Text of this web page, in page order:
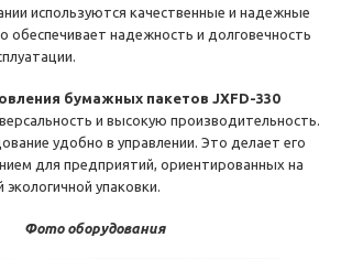
используются качественные и надежные
обеспечивает надежность и долговечность
бумажных пакетов JXFD-330
и высокую производительность.
удобно в управлении. Это делает его
для предприятий, ориентированных на
упаковки.
Фото оборудования